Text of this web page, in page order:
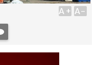
A+ A-